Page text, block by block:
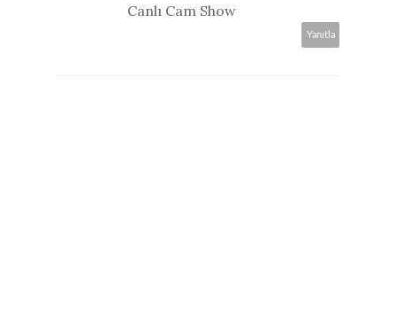
Canlı Cam Show
Yanıtla